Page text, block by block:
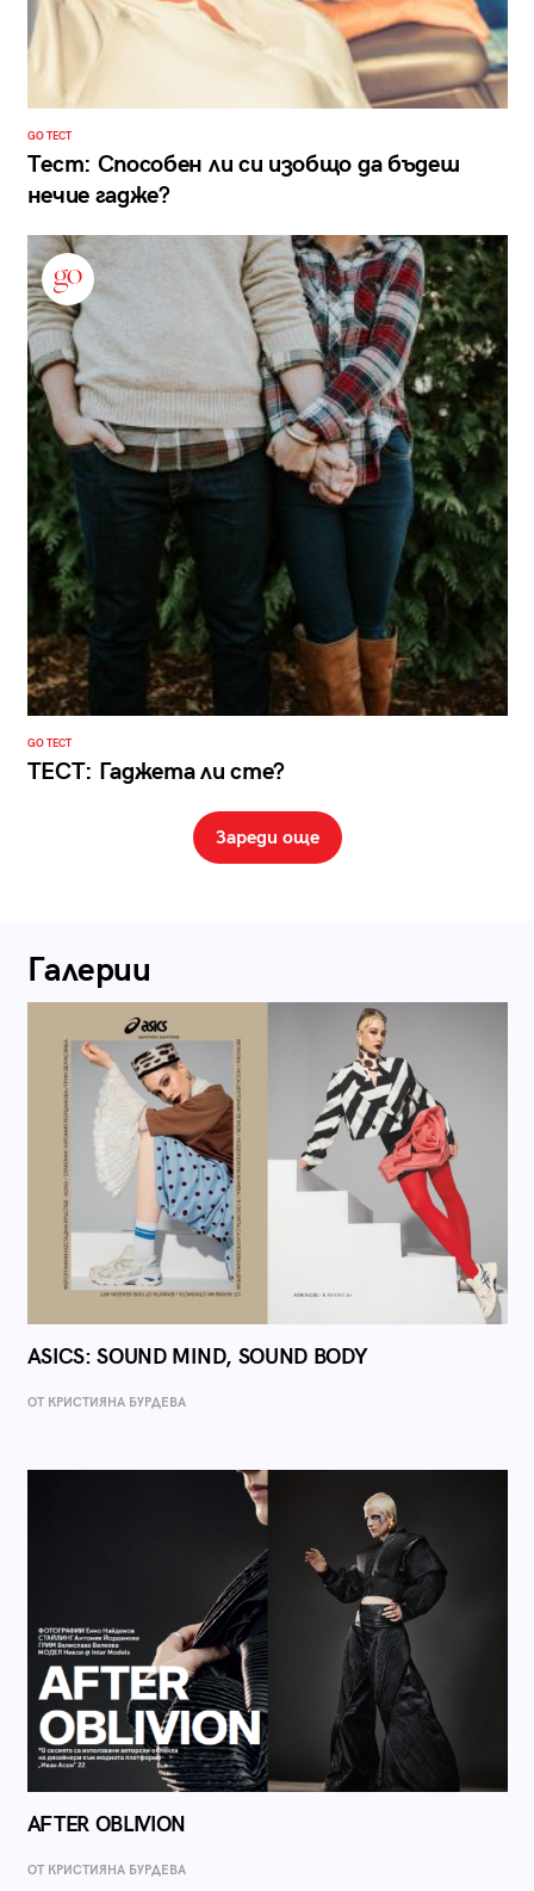
GO ТЕСТ
Тест: Способен ли си изобщо да бъдеш
нечие гадже?
GO ТЕСТ
ТЕСТ: Гаджета ли сте?
Зареди още
Галерии
ASICS: SOUND MIND, SOUND BODY
ОТ КРИСТИЯНА БУРДЕВА
AFTER OBLIVION
ОТ КРИСТИЯНА БУРДЕВА